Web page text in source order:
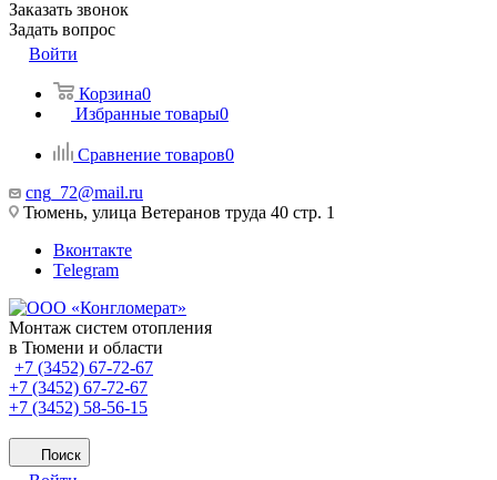
Заказать звонок
Задать вопрос
Войти
Корзина0
Избранные товары0
Сравнение товаров0
cng_72@mail.ru
Тюмень, улица Ветеранов труда 40 стр. 1
Вконтакте
Telegram
Монтаж систем отопления
в Тюмени и области
+7 (3452) 67-72-67
+7 (3452) 67-72-67
+7 (3452) 58-56-15
Поиск